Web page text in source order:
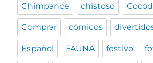
Chimpance chistoso
Comprar cómicos
Español FAUNA festivo